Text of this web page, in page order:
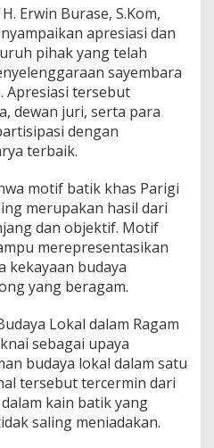
Erwin Burase, S.Kom,
apresiasi dan
pihak yang telah
sayembara
Apresiasi tersebut
dewan juri, serta para
dengan
terbaik.
motif batik khas Parigi
merupakan hasil dari
dan objektif. Motif
merepresentasikan
kekayaan budaya
yang beragam.
Lokal dalam Ragam
sebagai upaya
budaya lokal dalam satu
tersebut tercermin dari
kain batik yang
saling meniadakan.